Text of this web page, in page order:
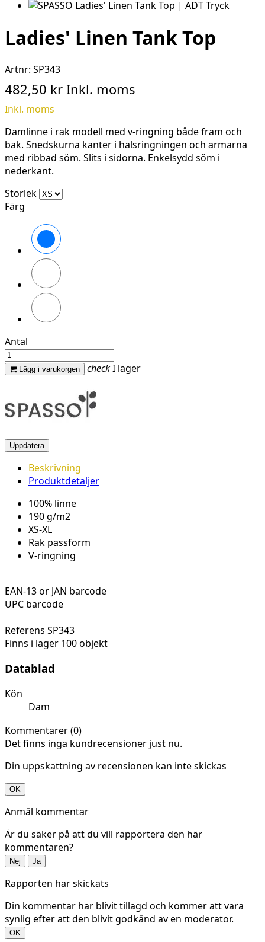
Ladies' Linen Tank Top
Artnr: SP343
482,50 kr Inkl. moms
Inkl. moms
Damlinne i rak modell med v-ringning både fram och
bak. Snedskurna kanter i halsringningen och armarna
med ribbad söm. Slits i sidorna. Enkelsydd söm i
nederkant.
Storlek
Färg
Antal
Lägg i varukorgen checkI lager
Beskrivning
Produktdetaljer
100% linne
190 g/m2
XS-XL
Rak passform
V-ringning
EAN-13 or JAN barcode
UPC barcode
Referens SP343
Finns i lager 100 objekt
Datablad
Kön
Dam
Kommentarer (0)
Det finns inga kundrecensioner just nu.
Din uppskattning av recensionen kan inte skickas
OK
Anmäl kommentar
Är du säker på att du vill rapportera den här
kommentaren?
Nej Ja
Rapporten har skickats
Din kommentar har blivit tillagd och kommer att vara
synlig efter att den blivit godkänd av en moderator.
OK